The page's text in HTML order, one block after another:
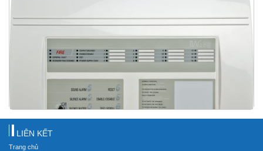
LIÊN KẾT
Trang chủ